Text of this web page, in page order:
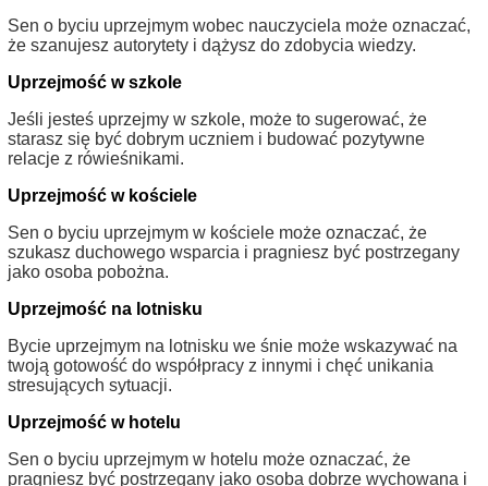
Sen o byciu uprzejmym wobec nauczyciela może oznaczać,
że szanujesz autorytety i dążysz do zdobycia wiedzy.
Uprzejmość w szkole
Jeśli jesteś uprzejmy w szkole, może to sugerować, że
starasz się być dobrym uczniem i budować pozytywne
relacje z rówieśnikami.
Uprzejmość w kościele
Sen o byciu uprzejmym w kościele może oznaczać, że
szukasz duchowego wsparcia i pragniesz być postrzegany
jako osoba pobożna.
Uprzejmość na lotnisku
Bycie uprzejmym na lotnisku we śnie może wskazywać na
twoją gotowość do współpracy z innymi i chęć unikania
stresujących sytuacji.
Uprzejmość w hotelu
Sen o byciu uprzejmym w hotelu może oznaczać, że
pragniesz być postrzegany jako osoba dobrze wychowana i